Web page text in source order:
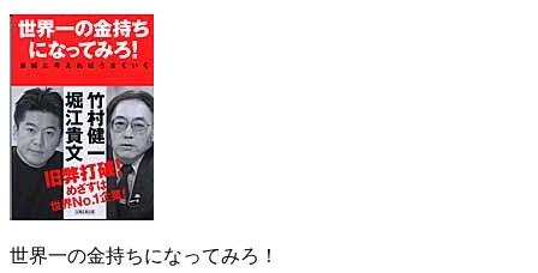
世界一の金持ちになってみろ！